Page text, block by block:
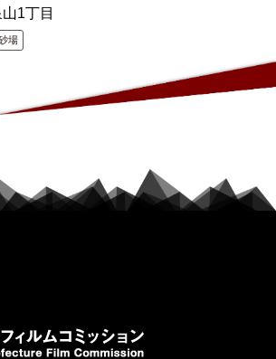
1丁目
場